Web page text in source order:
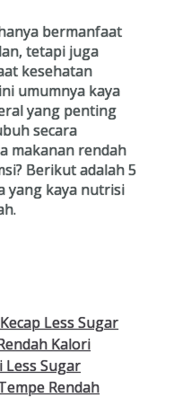
bermanfaat
tetapi juga
kesehatan
umumnya kaya
yang penting
secara
makanan rendah
Berikut adalah 5
yang kaya nutrisi
Less Sugar
Kalori
Less Sugar
Rendah